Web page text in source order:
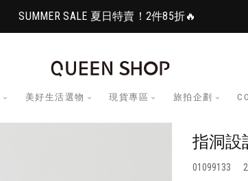
SUMMER SALE 夏日特賣！2件85折🔥
美好生活選物 現貨專區 旅拍企劃
指洞設
01099133